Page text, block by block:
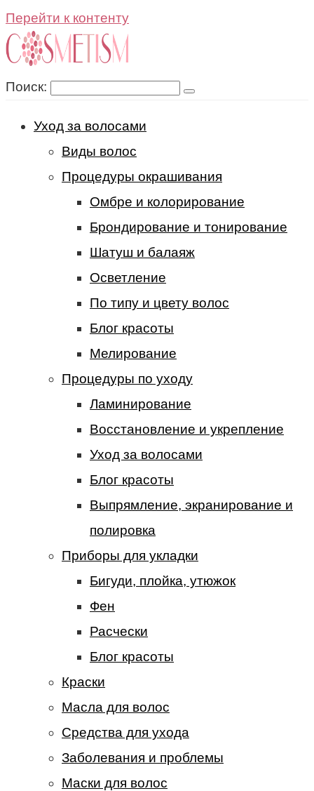
Перейти к контенту
Поиск:
Уход за волосами
Виды волос
Процедуры окрашивания
Омбре и колорирование
Брондирование и тонирование
Шатуш и балаяж
Осветление
По типу и цвету волос
Блог красоты
Мелирование
Процедуры по уходу
Ламинирование
Восстановление и укрепление
Уход за волосами
Блог красоты
Выпрямление, экранирование и
полировка
Приборы для укладки
Бигуди, плойка, утюжок
Фен
Расчески
Блог красоты
Краски
Масла для волос
Средства для ухода
Заболевания и проблемы
Маски для волос